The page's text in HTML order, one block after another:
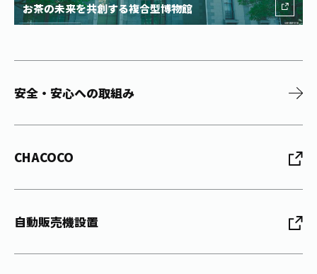
お茶の未来を共創する複合型博物館
安全・安心への取組み
CHACOCO
自動販売機設置